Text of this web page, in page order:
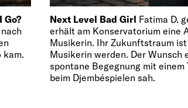
Go?
kam.
Next Level Bad Girl Fatima D.
erhält am Konservatorium eine
Musikerin. Ihr Zukunftstraum ist
Musikerin werden. Der Wunsch
spontane Begegnung mit einem
beim Djembéspielen sah.